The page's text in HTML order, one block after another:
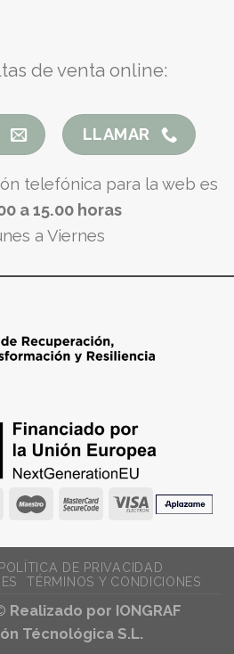
de venta online:
LLAMAR
telefónica para la web es
a 15.00 horas
a Viernes
POLÍTICA DE PRIVACIDAD
TÉRMINOS Y CONDICIONES
Realizado por IONGRAF
Técnológica S.L.